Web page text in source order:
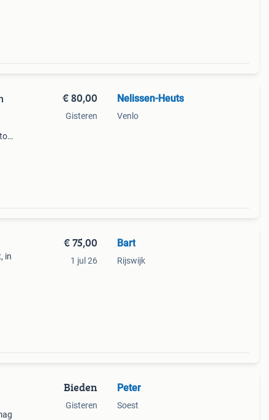
€ 80,00
Gisteren
Nelissen-Heuts
Venlo
in
€ 75,00
1 jul 26
Bart
Rijswijk
Bieden
Gisteren
Peter
Soest